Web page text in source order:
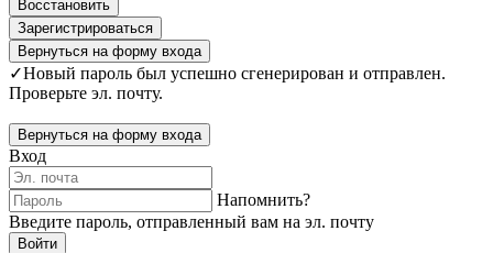
Восстановить
Зарегистрироваться
Вернуться на форму входа
✓Новый пароль был успешно сгенерирован и отправлен.
Проверьте эл. почту.
Вернуться на форму входа
Вход
Напомнить?
Введите пароль, отправленный вам на эл. почту
Войти